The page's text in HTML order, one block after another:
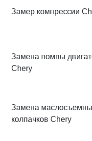
Замер компрессии
Замена помпы
Chery
Замена
колпачков Chery